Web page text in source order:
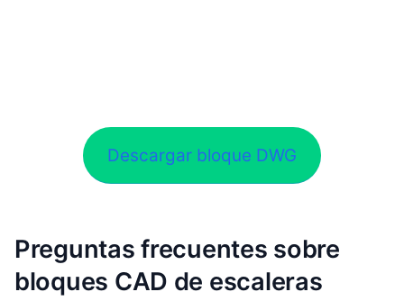
Descargar bloque DWG
Preguntas frecuentes sobre
bloques CAD de escaleras